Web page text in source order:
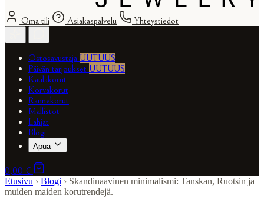
Oma tili Asiakaspalvelu Yhteystiedot
Ostosavustaja UUTUUS
Päivän tarjoukset UUTUUS
Kaulakorut
Korvakorut
Rannekorut
Mallistot
Lahjat
Blogi
Apua
0,00 €
Etusivu › Blogi › Skandinaavinen minimalismi: Tanskan, Ruotsin ja
muiden maiden korutrendejä.